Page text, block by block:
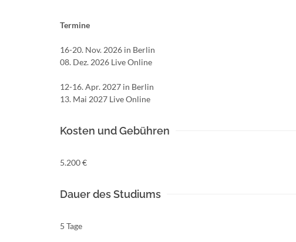
Termine
16-20. Nov. 2026 in Berlin
08. Dez. 2026 Live Online
12-16. Apr. 2027 in Berlin
13. Mai 2027 Live Online
Kosten und Gebühren
5.200 €
Dauer des Studiums
5 Tage